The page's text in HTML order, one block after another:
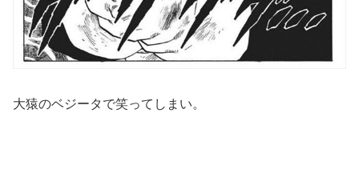
大猿のベジータで笑ってしまい。